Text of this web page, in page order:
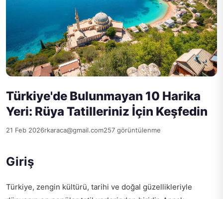
Türkiye'de Bulunmayan 10 Harika
Yeri: Rüya Tatilleriniz İçin Keşfedin
21 Feb 2026rkaraca@gmail.com257 görüntülenme
Giriş
Türkiye, zengin kültürü, tarihi ve doğal güzellikleriyle